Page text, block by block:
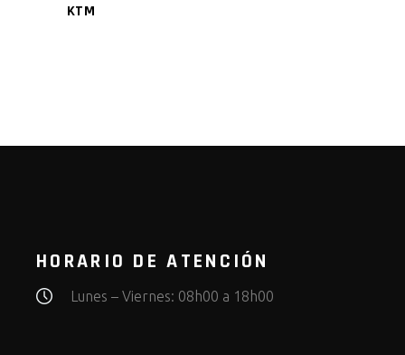
KTM
HORARIO DE ATENCIÓN
Lunes – Viernes: 08h00 a 18h00